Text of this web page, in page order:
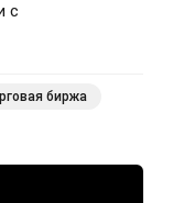
с
биржа